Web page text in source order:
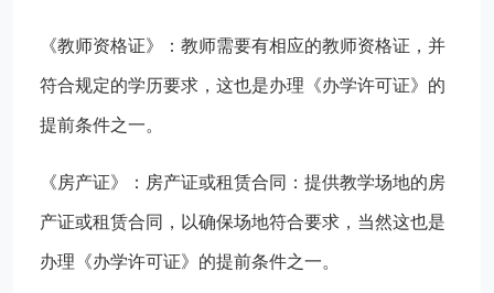
‌‌《教师资格证》‌：教师需要有相应的教师资格证，并
符合规定的学历要求，这也是办理《办学许可证》的
提前条件之一。
《房产证》：房产证或‌租赁合同‌：提供教学场地的房
产证或租赁合同，以确保场地符合要求，当然这也是
办理《办学许可证》的提前条件之一。